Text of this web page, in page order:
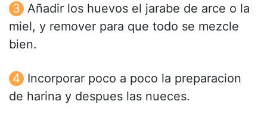
Añadir los huevos el jarabe de arce o la
miel, y remover para que todo se mezcle
bien.
Incorporar poco a poco la preparacion
de harina y despues las nueces.